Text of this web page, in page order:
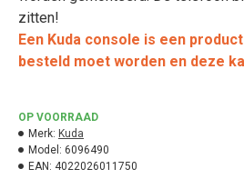
zitten!
Een Kuda console is een
besteld moet worden en deze
OP VOORRAAD
Merk: Kuda
Model: 6096490
EAN: 4022026011750